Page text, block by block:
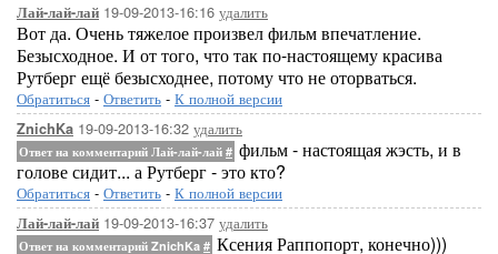
Лай-лай-лай 19-09-2013-16:16 удалить
Вот да. Очень тяжелое произвел фильм впечатление.
Безысходное. И от того, что так по-настоящему красива
Рутберг ещё безысходнее, потому что не оторваться.
Обратиться - Ответить - К полной версии
ZnichKa 19-09-2013-16:32 удалить
Ответ на комментарий Лай-лай-лай # фильм - настоящая жэсть, и в
голове сидит... а Рутберг - это кто?
Обратиться - Ответить - К полной версии
Лай-лай-лай 19-09-2013-16:37 удалить
Ответ на комментарий ZnichKa # Ксения Раппопорт, конечно)))